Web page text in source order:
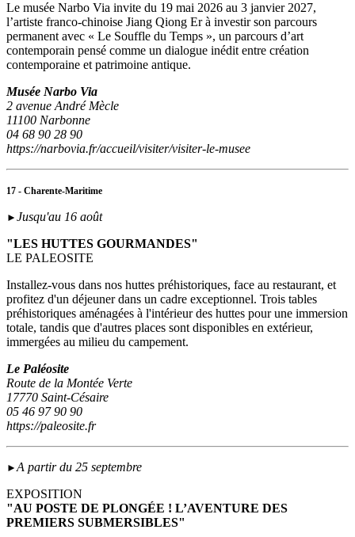
Le musée Narbo Via invite du 19 mai 2026 au 3 janvier 2027,
l’artiste franco-chinoise Jiang Qiong Er à investir son parcours
permanent avec « Le Souffle du Temps », un parcours d’art
contemporain pensé comme un dialogue inédit entre création
contemporaine et patrimoine antique.
Musée Narbo Via
2 avenue André Mècle
11100 Narbonne
04 68 90 28 90
https://narbovia.fr/accueil/visiter/visiter-le-musee
17 - Charente-Maritime
► Jusqu'au 16 août
"LES HUTTES GOURMANDES"
LE PALEOSITE
Installez-vous dans nos huttes préhistoriques, face au restaurant, et
profitez d'un déjeuner dans un cadre exceptionnel. Trois tables
préhistoriques aménagées à l'intérieur des huttes pour une immersion
totale, tandis que d'autres places sont disponibles en extérieur,
immergées au milieu du campement.
Le Paléosite
Route de la Montée Verte
17770 Saint-Césaire
05 46 97 90 90
https://paleosite.fr
►A partir du 25 septembre
EXPOSITION
"AU POSTE DE PLONGÉE ! L’AVENTURE DES
PREMIERS SUBMERSIBLES"